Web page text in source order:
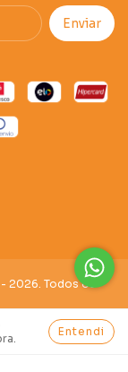
Entendi
2026. Todos os